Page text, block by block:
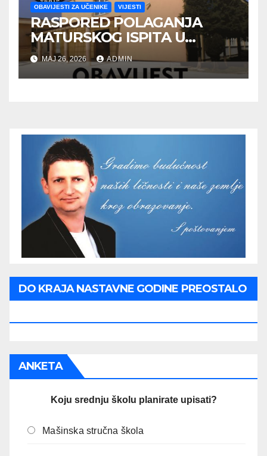
OBAVIJESTI ZA UČENIKE VIJESTI
RASPORED POLAGANJA
MATURSKOG ISPITA U
JUNSKOM ISPITNOM ROKU
MAJ 26, 2026 ADMIN
DO KRAJA NASTAVNE GODINE PREOSTALO
ANKETA
Koju srednju školu planirate upisati?
Mašinska stručna škola